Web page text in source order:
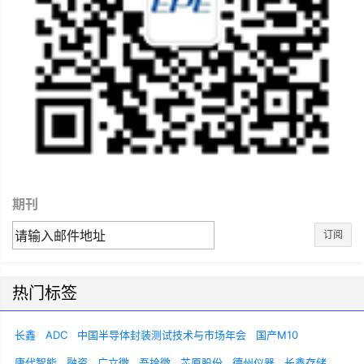
期刊
订阅
热门标签
长鑫 ADC 中国半导体封装测试技术与市场年会 国产M10